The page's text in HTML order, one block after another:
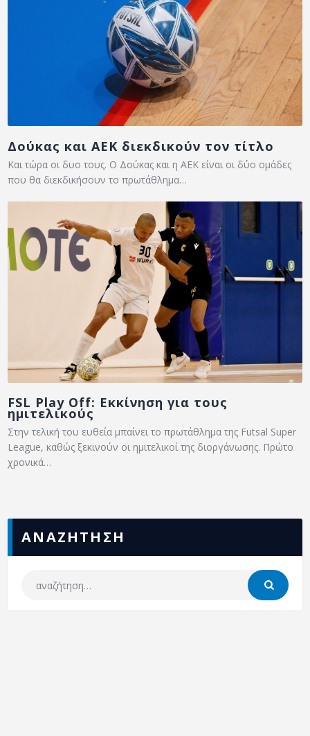
Δούκας και ΑΕΚ διεκδικούν τον τίτλο
Και τώρα οι δυο τους. Ο Δούκας και η ΑΕΚ είναι οι δύο ομάδες
που θα διεκδικήσουν το πρωτάθλημα…
FSL Play Off: Εκκίνηση για τους
ημιτελικούς
Στην τελική του ευθεία μπαίνει το πρωτάθλημα της Futsal Super
League, καθώς ξεκινούν οι ημιτελικοί της διοργάνωσης. Πρώτο
χρονικά…
ΑΝΑΖΗΤΗΣΗ